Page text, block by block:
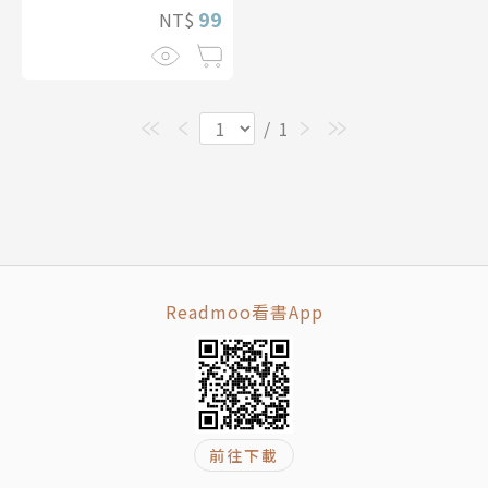
NT$ 99
/ 1
Readmoo看書App
前往下載